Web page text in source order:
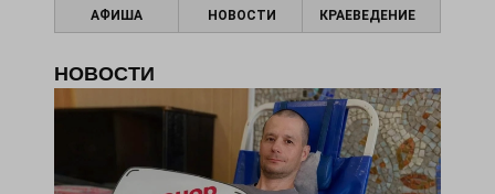
АФИША НОВОСТИ КРАЕВЕДЕНИЕ
НОВОСТИ